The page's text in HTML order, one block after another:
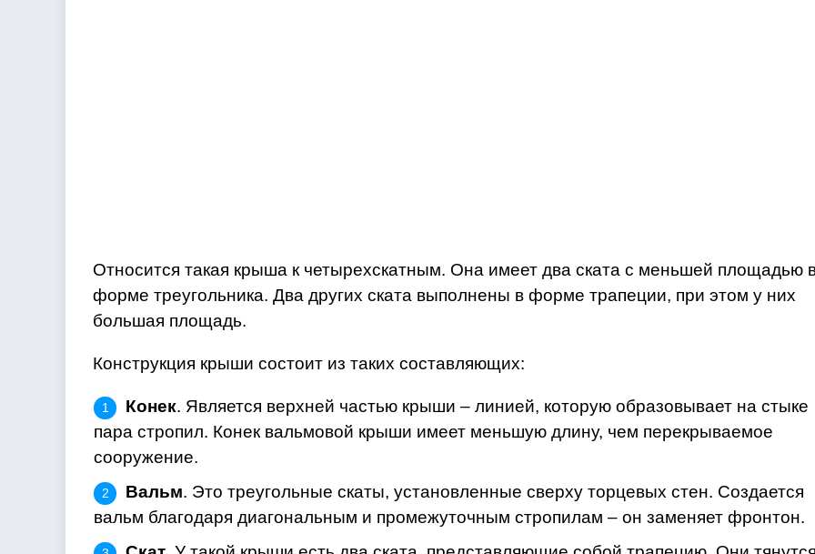
Относится такая крыша к четырехскатным. Она имеет два ската с меньшей площадью
форме треугольника. Два других ската выполнены в форме трапеции, при этом у них
большая площадь.
Конструкция крыши состоит из таких составляющих:
Конек. Является верхней частью крыши – линией, которую образовывает на стыке
пара стропил. Конек вальмовой крыши имеет меньшую длину, чем перекрываемое
сооружение.
Вальм. Это треугольные скаты, установленные сверху торцевых стен. Создается
вальм благодаря диагональным и промежуточным стропилам – он заменяет фронтон.